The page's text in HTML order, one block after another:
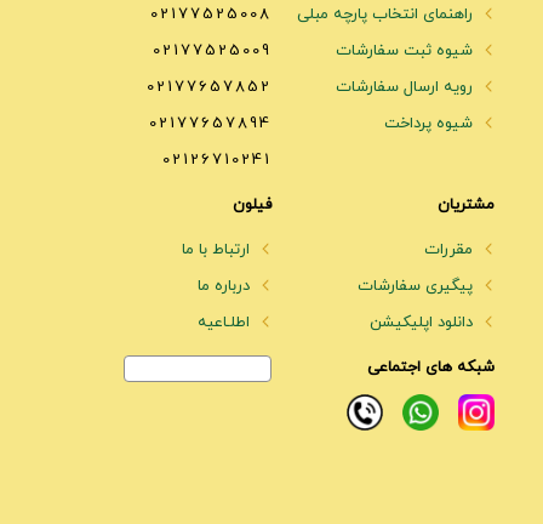
راهنمای انتخاب پارچه مبلی
شیوه ثبت سفارشات
رویه ارسال سفارشات
شیوه پرداخت
02177525008
02177525009
02177657852
02177657894
02126710241
مشتریان
مقررات
پیگیری سفارشات
دانلود اپلیکیشن
فیلون
ارتباط با ما
درباره ما
اطلـاعیه
شبکه های اجتماعی